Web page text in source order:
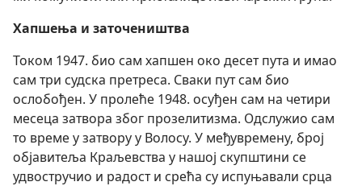
Хапшења и заточеништва
Током 1947. био сам хапшен око десет пута и имао
сам три судска претреса. Сваки пут сам био
ослобођен. У пролеће 1948. осуђен сам на четири
месеца затвора због прозелитизма. Одслужио сам
то време у затвору у Волосу. У међувремену, број
објавитеља Краљевства у нашој скупштини се
удвостручио и радост и срећа су испуњавали срца